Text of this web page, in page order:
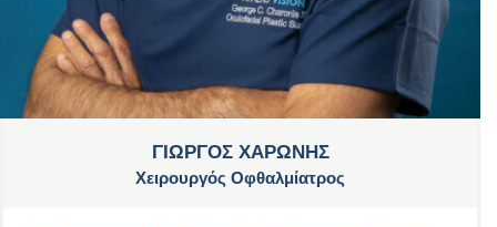
ΓΙΩΡΓΟΣ ΧΑΡΩΝΗΣ
Χειρουργός Οφθαλμίατρος